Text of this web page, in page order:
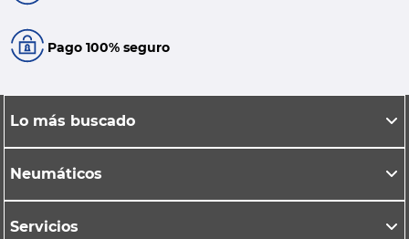
Pago 100% seguro
Lo más buscado
Neumáticos
Servicios